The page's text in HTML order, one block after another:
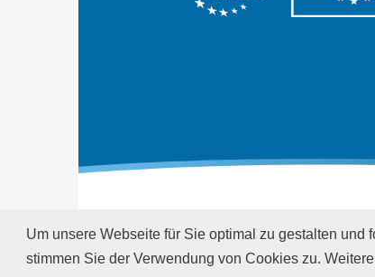
Um unsere Webseite für Sie optimal zu gestalten
stimmen Sie der Verwendung von Cookies zu.
© EEN Austria 2026